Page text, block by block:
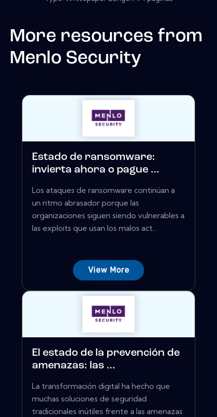
More resources from
Menlo Security
Estado de ransomware:
invierta ahora o pague ...
Los ataques de ransomware continúan a
un ritmo abrasador porque las
organizaciones siguen siendo vulnerables a
las exploits que usan los malos act...
View More
El estado de la prevención de
amenazas: las ...
La transformación digital ha hecho que
muchas soluciones de seguridad
tradicionales inútiles frente a las amenazas